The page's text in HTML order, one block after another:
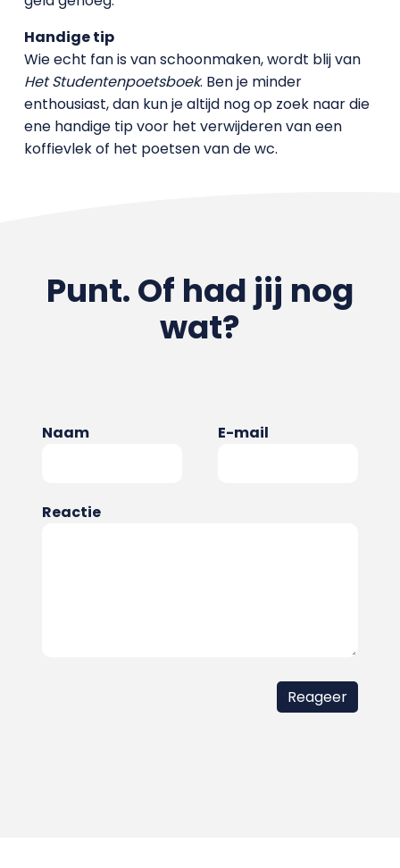
Handige tip
Wie echt fan is van schoonmaken, wordt blij van
Het Studentenpoetsboek. Ben je minder
enthousiast, dan kun je altijd nog op zoek naar die
ene handige tip voor het verwijderen van een
koffievlek of het poetsen van de wc.
Punt. Of had jij nog
wat?
Naam E-mail
Reactie